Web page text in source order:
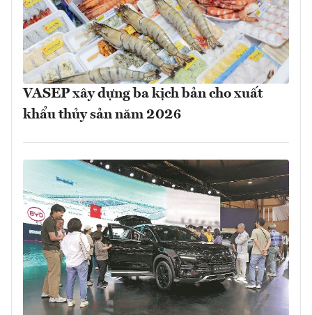
VASEP xây dựng ba kịch bản cho xuất
khẩu thủy sản năm 2026